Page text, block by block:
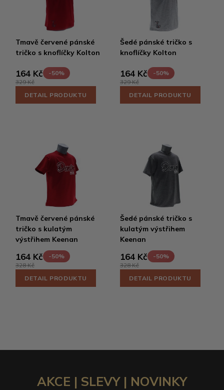
Tmavě červené pánské
tričko s knoflíčky Kolton
164 Kč
-50%
329 Kč
DETAIL PRODUKTU
Šedé pánské tričko s
knoflíčky Kolton
164 Kč
-50%
329 Kč
DETAIL PRODUKTU
Tmavě červené pánské
tričko s kulatým
výstřihem Keenan
164 Kč
-50%
328 Kč
DETAIL PRODUKTU
Šedé pánské tričko s
kulatým výstřihem
Keenan
164 Kč
-50%
328 Kč
DETAIL PRODUKTU
AKCE | SLEVY | NOVINKY